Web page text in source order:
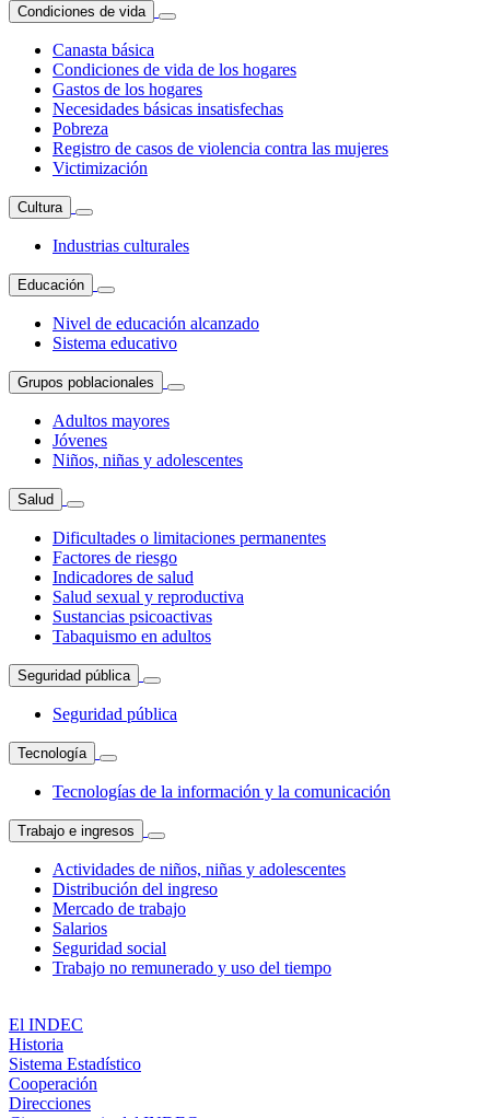
Condiciones de vida
Canasta básica
Condiciones de vida de los hogares
Gastos de los hogares
Necesidades básicas insatisfechas
Pobreza
Registro de casos de violencia contra las mujeres
Victimización
Cultura
Industrias culturales
Educación
Nivel de educación alcanzado
Sistema educativo
Grupos poblacionales
Adultos mayores
Jóvenes
Niños, niñas y adolescentes
Salud
Dificultades o limitaciones permanentes
Factores de riesgo
Indicadores de salud
Salud sexual y reproductiva
Sustancias psicoactivas
Tabaquismo en adultos
Seguridad pública
Seguridad pública
Tecnología
Tecnologías de la información y la comunicación
Trabajo e ingresos
Actividades de niños, niñas y adolescentes
Distribución del ingreso
Mercado de trabajo
Salarios
Seguridad social
Trabajo no remunerado y uso del tiempo
El INDEC
Historia
Sistema Estadístico
Cooperación
Direcciones